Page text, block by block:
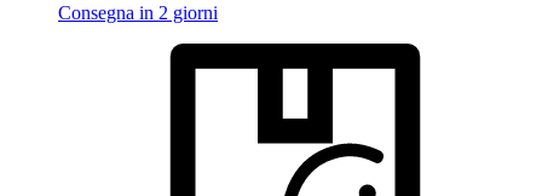
Consegna in 2 giorni